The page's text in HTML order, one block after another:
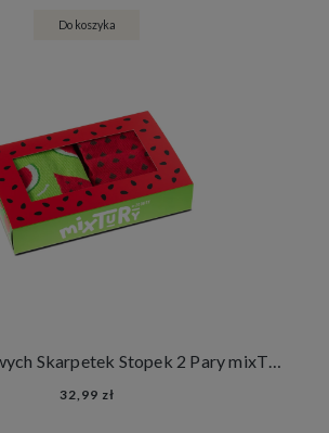
Do koszyka
Zestaw Kolorowych Skarpetek Stopek 2 Pary mixTURY Arbuzowe Śmieszne Damskie Męskie Arbuzowe Owoce
32,99 zł